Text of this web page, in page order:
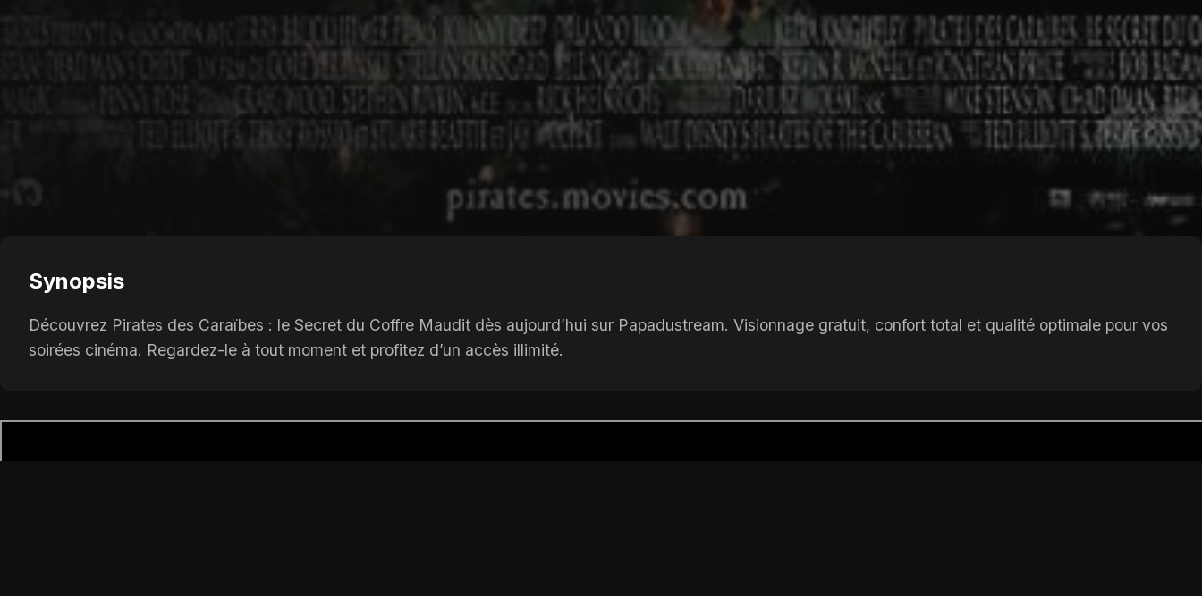
Synopsis
Découvrez Pirates des Caraïbes : le Secret du Coffre Maudit dès aujourd’hui sur Papadustream. Visionnage gratuit, confort total et qualité optimale pour vos
soirées cinéma. Regardez-le à tout moment et profitez d’un accès illimité.